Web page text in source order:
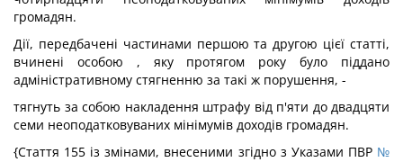
громадян.
Дії, передбачені частинами першою та другою цієї статті,
вчинені особою , яку протягом року було піддано
адміністративному стягненню за такі ж порушення, -
тягнуть за собою накладення штрафу від п'яти до двадцяти
семи неоподатковуваних мінімумів доходів громадян.
{Стаття 155 із змінами, внесеними згідно з Указами ПВР №